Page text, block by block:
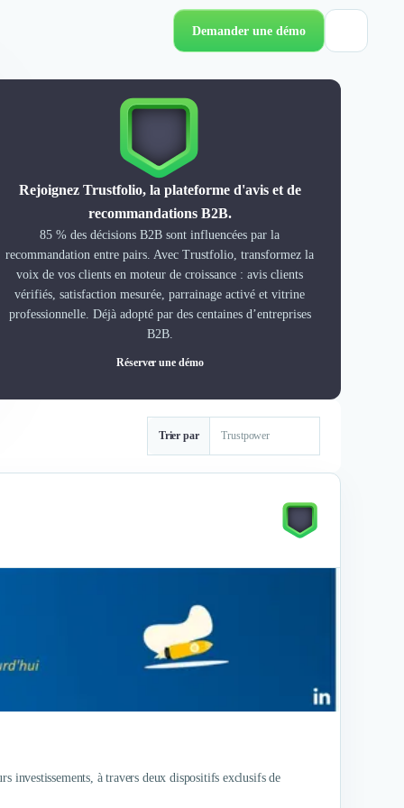
Demander une démo
Rejoignez Trustfolio, la plateforme d'avis et de
recommandations B2B.
85 % des décisions B2B sont influencées par la
recommandation entre pairs. Avec Trustfolio, transformez la
voix de vos clients en moteur de croissance : avis clients
vérifiés, satisfaction mesurée, parrainage activé et vitrine
professionnelle. Déjà adopté par des centaines d’entreprises
B2B.
Réserver une démo
Trier par
investissements, à travers deux dispositifs exclusifs de